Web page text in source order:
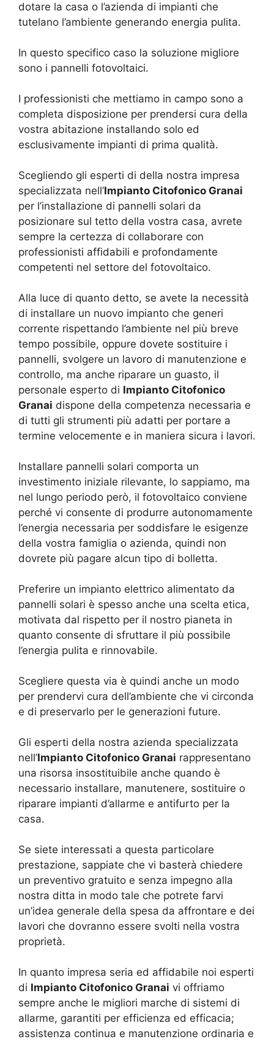
dotare la casa o l’azienda di impianti che
tutelano l’ambiente generando energia pulita.
In questo specifico caso la soluzione migliore
sono i pannelli fotovoltaici.
I professionisti che mettiamo in campo sono a
completa disposizione per prendersi cura della
vostra abitazione installando solo ed
esclusivamente impianti di prima qualità.
Scegliendo gli esperti di della nostra impresa
specializzata nell’Impianto Citofonico Granai
per l’installazione di pannelli solari da
posizionare sul tetto della vostra casa, avrete
sempre la certezza di collaborare con
professionisti affidabili e profondamente
competenti nel settore del fotovoltaico.
Alla luce di quanto detto, se avete la necessità
di installare un nuovo impianto che generi
corrente rispettando l’ambiente nel più breve
tempo possibile, oppure dovete sostituire i
pannelli, svolgere un lavoro di manutenzione e
controllo, ma anche riparare un guasto, il
personale esperto di Impianto Citofonico
Granai dispone della competenza necessaria e
di tutti gli strumenti più adatti per portare a
termine velocemente e in maniera sicura i lavori.
Installare pannelli solari comporta un
investimento iniziale rilevante, lo sappiamo, ma
nel lungo periodo però, il fotovoltaico conviene
perché vi consente di produrre autonomamente
l’energia necessaria per soddisfare le esigenze
della vostra famiglia o azienda, quindi non
dovrete più pagare alcun tipo di bolletta.
Preferire un impianto elettrico alimentato da
pannelli solari è spesso anche una scelta etica,
motivata dal rispetto per il nostro pianeta in
quanto consente di sfruttare il più possibile
l’energia pulita e rinnovabile.
Scegliere questa via è quindi anche un modo
per prendervi cura dell’ambiente che vi circonda
e di preservarlo per le generazioni future.
Gli esperti della nostra azienda specializzata
nell’Impianto Citofonico Granai rappresentano
una risorsa insostituibile anche quando è
necessario installare, manutenere, sostituire o
riparare impianti d’allarme e antifurto per la
casa.
Se siete interessati a questa particolare
prestazione, sappiate che vi basterà chiedere
un preventivo gratuito e senza impegno alla
nostra ditta in modo tale che potrete farvi
un’idea generale della spesa da affrontare e dei
lavori che dovranno essere svolti nella vostra
proprietà.
In quanto impresa seria ed affidabile noi esperti
di Impianto Citofonico Granai vi offriamo
sempre anche le migliori marche di sistemi di
allarme, garantiti per efficienza ed efficacia;
assistenza continua e manutenzione ordinaria e